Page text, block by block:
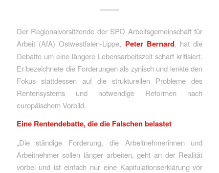
Der Regionalvorsitzende der SPD Arbeitsgemeinschaft für
Arbeit (AfA) Ostwestfalen-Lippe, Peter Bernard, hat die
Debatte um eine längere Lebensarbeitszeit scharf kritisiert.
Er bezeichnete die Forderungen als zynisch und lenkte den
Fokus stattdessen auf die strukturellen Probleme des
Rentensystems und notwendige Reformen nach
europäischem Vorbild.
Eine Rentendebatte, die die Falschen belastet
„Die ständige Forderung, die Arbeitnehmerinnen und
Arbeitnehmer sollen länger arbeiten, geht an der Realität
vorbei und ist einfach nur eine Kapitulationserklärung vor